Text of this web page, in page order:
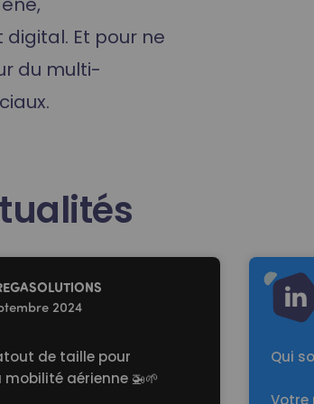
Et pour ne
du multi-
2024
de taille pour
aérienne 🚁🌱
Read
Qui
Votre